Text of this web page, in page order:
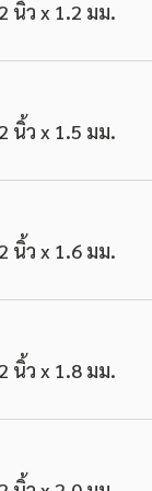
นิ้ว x 1.2 มม.
นิ้ว x 1.5 มม.
นิ้ว x 1.6 มม.
นิ้ว x 1.8 มม.